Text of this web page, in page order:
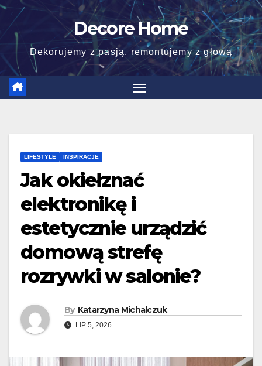
Skip
content
Decore Home
Dekorujemy z pasją, remontujemy z głową
LIFESTYLE INSPIRACJE
Jak okiełznać
elektronikę i
estetycznie urządzić
domową strefę
rozrywki w salonie?
By Katarzyna Michalczuk
LIP 5, 2026